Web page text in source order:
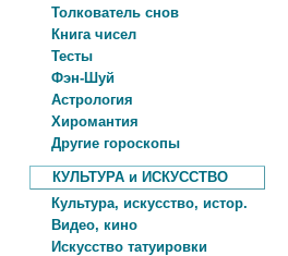
Толкователь снов
Книга чисел
Тесты
Фэн-Шуй
Астрология
Хиромантия
Другие гороскопы
КУЛЬТУРА и ИСКУССТВО
Культура, искусство, истор.
Видео, кино
Искусство татуировки